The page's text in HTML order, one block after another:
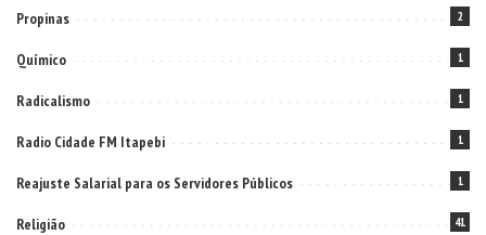
Propinas 2
Químico 1
Radicalismo 1
Radio Cidade FM Itapebi 1
Reajuste Salarial para os Servidores Públicos 1
Religião 41